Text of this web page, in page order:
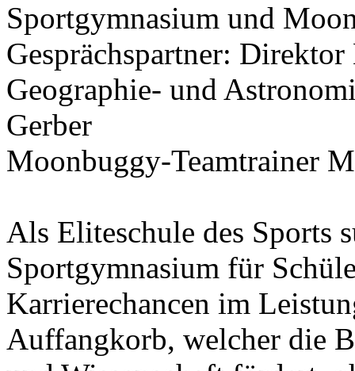
Sportgymnasium und
Gesprächspartner:
Geographie- und
Gerber
Moonbuggy-Teamtrainer
Als Eliteschule des Sports
Sportgymnasium für
Karrierechancen im
Auffangkorb, welcher die